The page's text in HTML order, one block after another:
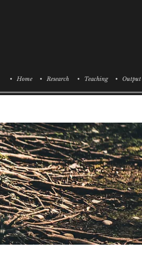
• Home • Research • Teaching • Output